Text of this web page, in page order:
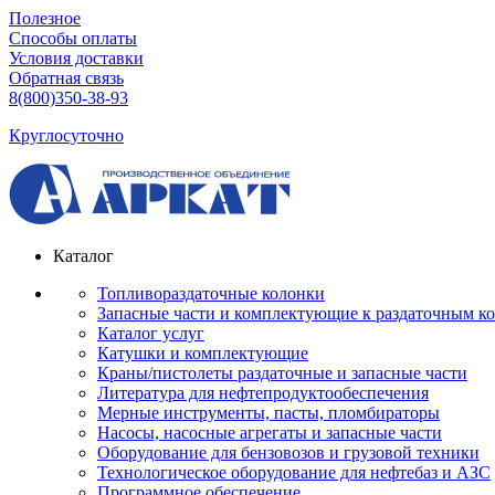
Полезное
Способы оплаты
Условия доставки
Обратная связь
8(800)350-38-93
Круглосуточно
Каталог
Топливораздаточные колонки
Запасные части и комплектующие к раздаточным
Каталог услуг
Катушки и комплектующие
Краны/пистолеты раздаточные и запасные части
Литература для нефтепродуктообеспечения
Мерные инструменты, пасты, пломбираторы
Насосы, насосные агрегаты и запасные части
Оборудование для бензовозов и грузовой техники
Технологическое оборудование для нефтебаз и АЗС